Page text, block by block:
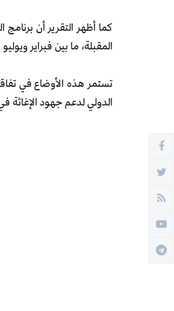
المقبلة، ما بين فبراير ويوليو 2025.
تستمر هذه الأوضاع في
الدولي لدعم جهود الإغاثة